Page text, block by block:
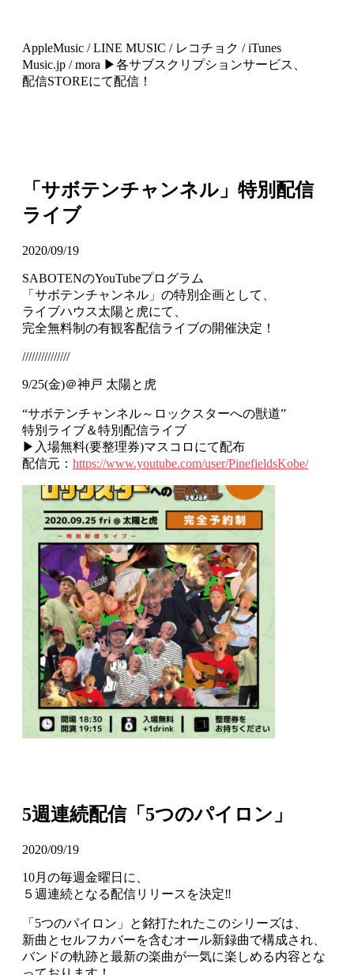
AppleMusic / LINE MUSIC / レコチョク / iTunes
Music.jp / mora ▶各サブスクリプションサービス、
配信STOREにて配信！
「サボテンチャンネル」特別配信
ライブ
2020/09/19
SABOTENのYouTubeプログラム
「サボテンチャンネル」の特別企画として、
ライブハウス太陽と虎にて、
完全無料制の有観客配信ライブの開催決定！
///////////////
9/25(金)＠神戸 太陽と虎
“サボテンチャンネル～ロックスターへの獣道”
特別ライブ＆特別配信ライブ
▶入場無料(要整理券)マスコロにて配布
配信元： https://www.youtube.com/user/PinefieldsKobe/
5週連続配信「5つのパイロン」
2020/09/19
10月の毎週金曜日に、
５週連続となる配信リリースを決定‼
「5つのパイロン」と銘打たれたこのシリーズは、
新曲とセルフカバーを含むオール新録曲で構成され、
バンドの軌跡と最新の楽曲が一気に楽しめる内容とな